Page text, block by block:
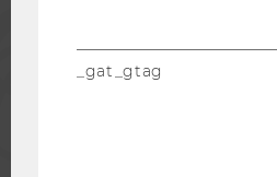
MITARBEITENDE
_gat_gtag